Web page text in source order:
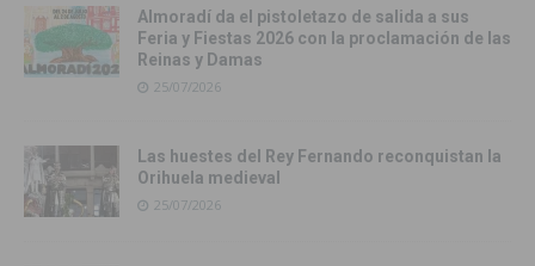
Almoradí da el pistoletazo de salida a sus
Feria y Fiestas 2026 con la proclamación de las
Reinas y Damas
25/07/2026
Las huestes del Rey Fernando reconquistan la
Orihuela medieval
25/07/2026